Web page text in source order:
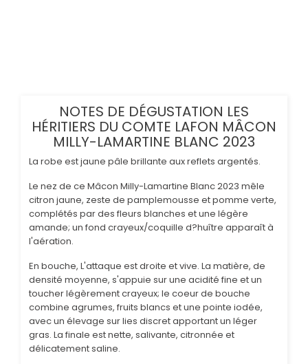
NOTES DE DÉGUSTATION LES
HÉRITIERS DU COMTE LAFON MÂCON
MILLY-LAMARTINE BLANC 2023
La robe est jaune pâle brillante aux reflets argentés.
Le nez de ce Mâcon Milly-Lamartine Blanc 2023 mêle
citron jaune, zeste de pamplemousse et pomme verte,
complétés par des fleurs blanches et une légère
amande; un fond crayeux/coquille d?huître apparaît à
l'aération.
En bouche, L'attaque est droite et vive. La matière, de
densité moyenne, s'appuie sur une acidité fine et un
toucher légèrement crayeux; le coeur de bouche
combine agrumes, fruits blancs et une pointe iodée,
avec un élevage sur lies discret apportant un léger
gras. La finale est nette, salivante, citronnée et
délicatement saline.